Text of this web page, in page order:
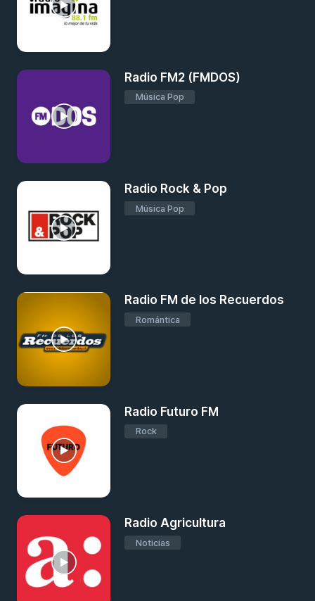
Radio FM2 (FMDOS)
Música Pop
Radio Rock & Pop
Música Pop
Radio FM de los Recuerdos
Romántica
Radio Futuro FM
Rock
Radio Agricultura
Noticias